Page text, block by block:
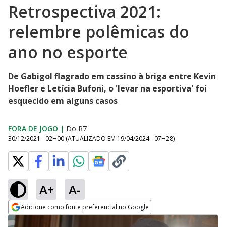
Retrospectiva 2021:
relembre polêmicas do
ano no esporte
De Gabigol flagrado em cassino à briga entre Kevin
Hoefler e Letícia Bufoni, o 'levar na esportiva' foi
esquecido em alguns casos
FORA DE JOGO | Do R7
30/12/2021 - 02H00 (ATUALIZADO EM 19/04/2024 - 07H28)
A+ A-
Adicione como fonte preferencial no Google
Opens in new window